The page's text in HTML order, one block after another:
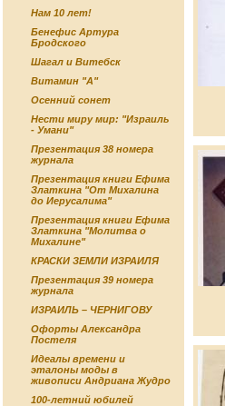
Нам 10 лет!
Бенефис Артура
Бродского
Шагал и Витебск
Витамин "А"
Осенний сонет
Нести миру мир: "Израиль
- Умани"
Презентация 38 номера
журнала
Презентация книги Ефима
Златкина "От Михалина
до Иерусалима"
Презентация книги Ефима
Златкина "Молитва о
Михалине"
КРАСКИ ЗЕМЛИ ИЗРАИЛЯ
Презентация 39 номера
журнала
ИЗРАИЛЬ – ЧЕРНИГОВУ
Офорты Александра
Постеля
Идеалы времени и
эталоны моды в
живописи Андриана Жудро
100-летний юбилей